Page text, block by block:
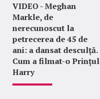
VIDEO - Meghan
Markle, de
nerecunoscut la
petrecerea de 45 de
ani: a dansat desculță.
Cum a filmat-o Prințul
Harry